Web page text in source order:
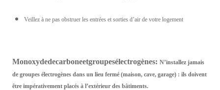
Veillez à ne pas obstruer les entrées et sorties d’air de votre logement
Monoxydedecarboneetgroupesélectrogènes: N’installez jamais
de groupes électrogènes dans un lieu fermé (maison, cave, garage) : ils doivent
être impérativement placés à l’extérieur des bâtiments.